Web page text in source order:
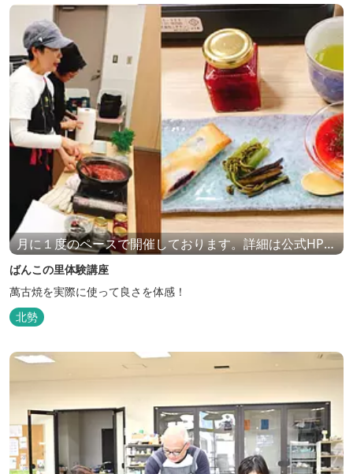
月に１度のペースで開催しております。詳細は公式HPを
ご覧ください。
ばんこの里体験講座
萬古焼を実際に使って良さを体感！
北勢